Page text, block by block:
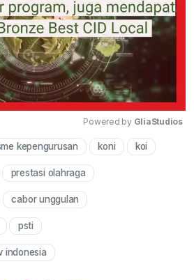
Mute
Powered by GliaStudios
kepengurusan koni koi
prestasi olahraga
cabor unggulan
psti
indonesia